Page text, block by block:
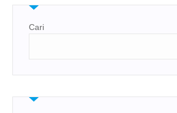
Cari